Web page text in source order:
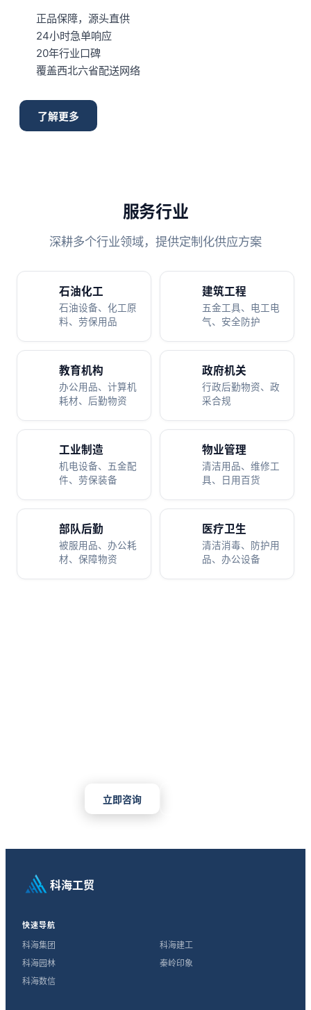
正品保障，源头直供
24小时急单响应
20年行业口碑
覆盖西北六省配送网络
了解更多
服务行业
深耕多个行业领域，提供定制化供应方案
石油化工
石油设备、化工原
料、劳保用品
建筑工程
五金工具、电工电
气、安全防护
教育机构
办公用品、计算机
耗材、后勤物资
政府机关
行政后勤物资、政
采合规
工业制造
机电设备、五金配
件、劳保装备
物业管理
清洁用品、维修工
具、日用百货
部队后勤
被服用品、办公耗
材、保障物资
医疗卫生
清洁消毒、防护用
品、办公设备
立即咨询
科海工贸
快速导航
科海集团
科海建工
科海园林
秦岭印象
科海数信